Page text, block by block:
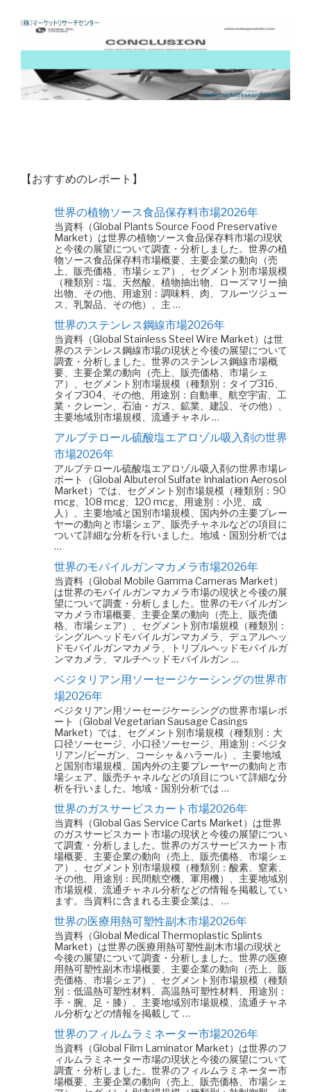
【おすすめのレポート】
世界の植物ソース食品保存料市場2026年
当資料（Global Plants Source Food Preservative
Market）は世界の植物ソース食品保存料市場の現状
と今後の展望について調査・分析しました。世界の植
物ソース食品保存料市場概要、主要企業の動向（売
上、販売価格、市場シェア）、セグメント別市場規模
（種類別：塩、天然酸、植物抽出物、ローズマリー抽
出物、その他、用途別：調味料、肉、フルーツジュー
ス、乳製品、その他）、主 …
世界のステンレス鋼線市場2026年
当資料（Global Stainless Steel Wire Market）は世
界のステンレス鋼線市場の現状と今後の展望について
調査・分析しました。世界のステンレス鋼線市場概
要、主要企業の動向（売上、販売価格、市場シェ
ア）、セグメント別市場規模（種類別：タイプ316、
タイプ304、その他、用途別：自動車、航空宇宙、工
業・クレーン、石油・ガス、鉱業、建設、その他）、
主要地域別市場規模、流通チャネル …
アルブテロール硫酸塩エアロゾル吸入剤の世界
市場2026年
アルブテロール硫酸塩エアロゾル吸入剤の世界市場レ
ポート（Global Albuterol Sulfate Inhalation Aerosol
Market）では、セグメント別市場規模（種類別：90
mcg、108 mcg、120 mcg、用途別：小児、成
人）、主要地域と国別市場規模、国内外の主要プレー
ヤーの動向と市場シェア、販売チャネルなどの項目に
ついて詳細な分析を行いました。地域・国別分析では
…
世界のモバイルガンマカメラ市場2026年
当資料（Global Mobile Gamma Cameras Market）
は世界のモバイルガンマカメラ市場の現状と今後の展
望について調査・分析しました。世界のモバイルガン
マカメラ市場概要、主要企業の動向（売上、販売価
格、市場シェア）、セグメント別市場規模（種類別：
シングルヘッドモバイルガンマカメラ、デュアルヘッ
ドモバイルガンマカメラ、トリプルヘッドモバイルガ
ンマカメラ、マルチヘッドモバイルガン …
ベジタリアン用ソーセージケーシングの世界市
場2026年
ベジタリアン用ソーセージケーシングの世界市場レポ
ート（Global Vegetarian Sausage Casings
Market）では、セグメント別市場規模（種類別：大
口径ソーセージ、小口径ソーセージ、用途別：ベジタ
リアン/ビーガン、コーシャ＆ハラール）、主要地域
と国別市場規模、国内外の主要プレーヤーの動向と市
場シェア、販売チャネルなどの項目について詳細な分
析を行いました。地域・国別分析では …
世界のガスサービスカート市場2026年
当資料（Global Gas Service Carts Market）は世界
のガスサービスカート市場の現状と今後の展望につい
て調査・分析しました。世界のガスサービスカート市
場概要、主要企業の動向（売上、販売価格、市場シェ
ア）、セグメント別市場規模（種類別：酸素、窒素、
その他、用途別：民間航空機、軍用機）、主要地域別
市場規模、流通チャネル分析などの情報を掲載してい
ます。当資料に含まれる主要企業は、 …
世界の医療用熱可塑性副木市場2026年
当資料（Global Medical Thermoplastic Splints
Market）は世界の医療用熱可塑性副木市場の現状と
今後の展望について調査・分析しました。世界の医療
用熱可塑性副木市場概要、主要企業の動向（売上、販
売価格、市場シェア）、セグメント別市場規模（種類
別：低温熱可塑性材料、高温熱可塑性材料、用途別：
手・腕、足・膝）、主要地域別市場規模、流通チャネ
ル分析などの情報を掲載して …
世界のフィルムラミネーター市場2026年
当資料（Global Film Laminator Market）は世界のフ
ィルムラミネーター市場の現状と今後の展望について
調査・分析しました。世界のフィルムラミネーター市
場概要、主要企業の動向（売上、販売価格、市場シェ